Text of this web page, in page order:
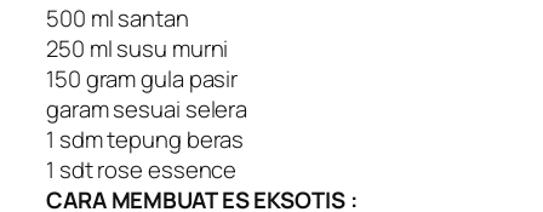
500 ml santan
250 ml susu murni
150 gram gula pasir
garam sesuai selera
1 sdm tepung beras
1 sdt rose essence
CARA MEMBUAT ES EKSOTIS :